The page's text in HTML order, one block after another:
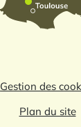
Gestion des
Plan du site